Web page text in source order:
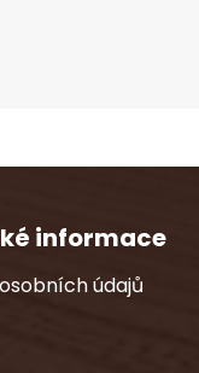
informace
údajů